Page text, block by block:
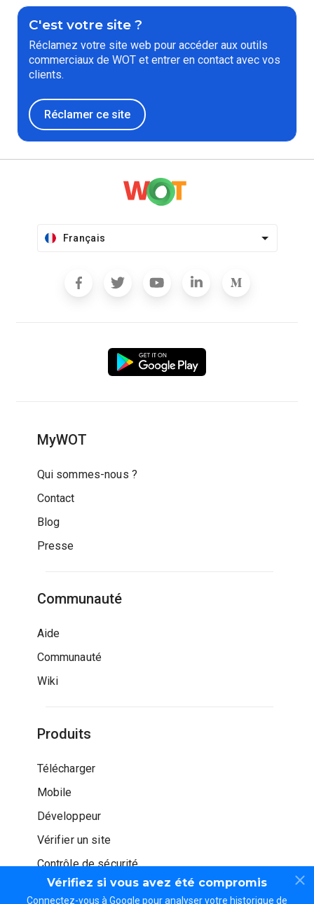
Vérifiez si vous avez été compromis
Connectez-vous à Google pour analyser votre historique de
C'est votre site ?
Réclamez votre site web pour accéder aux outils
commerciaux de WOT et entrer en contact avec vos
clients.
Réclamer ce site
Français
MyWOT
Qui sommes-nous ?
Contact
Blog
Presse
Communauté
Aide
Communauté
Wiki
Produits
Télécharger
Mobile
Développeur
Vérifier un site
Contrôle de sécurité